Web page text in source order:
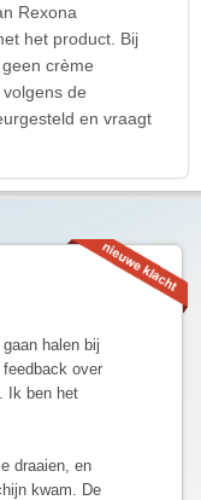
Rexona
het product. Bij
crème
de
en vraagt
halen bij
over
Ik ben het
draaien, en
kwam. De